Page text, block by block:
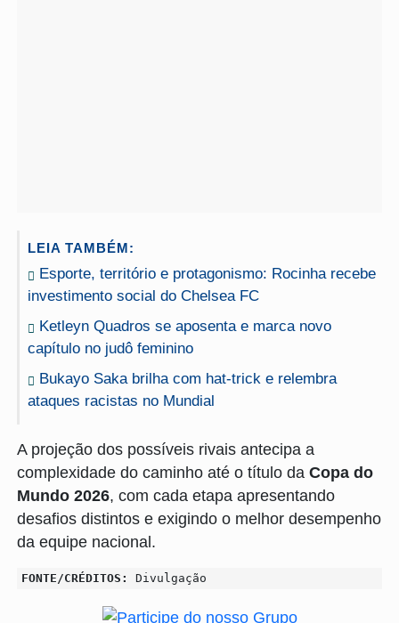
LEIA TAMBÉM:
Esporte, território e protagonismo: Rocinha recebe
investimento social do Chelsea FC
Ketleyn Quadros se aposenta e marca novo
capítulo no judô feminino
Bukayo Saka brilha com hat-trick e relembra
ataques racistas no Mundial
A projeção dos possíveis rivais antecipa a
complexidade do caminho até o título da Copa do
Mundo 2026, com cada etapa apresentando
desafios distintos e exigindo o melhor desempenho
da equipe nacional.
FONTE/CRÉDITOS: Divulgação